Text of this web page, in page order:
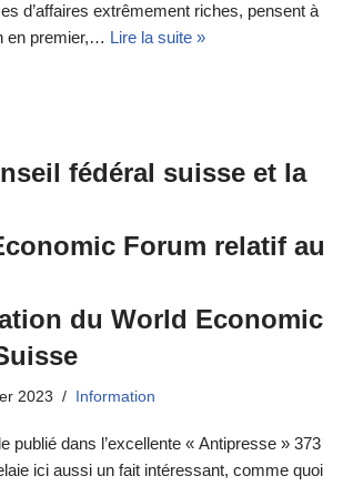
d’affaires extrêmement riches, pensent à
en premier,… Lire la suite »
fédéral suisse et la
Forum relatif au
du World Economic
2023 Information
publié dans l’excellente « Antipresse » 373
ici aussi un fait intéressant, comme quoi